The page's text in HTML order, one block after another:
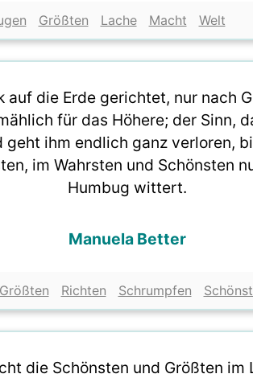
Größten Lache Macht Welt
auf die Erde gerichtet, nur nach
für das Höhere; der Sinn,
geht ihm endlich ganz verloren,
im Wahrsten und Schönsten
Humbug wittert.
Manuela Better
Größten Richten Schrumpfen
die Schönsten und Größten im